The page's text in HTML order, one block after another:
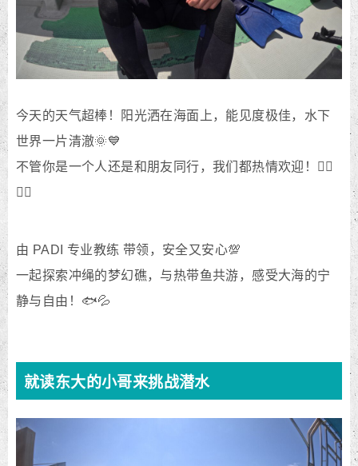
今天的天气超棒！阳光洒在海面上，能见度极佳，水下
世界一片清澈🌞💙
不管你是一个人还是和朋友同行，我们都热情欢迎！💁‍♂️
💁‍♀️
由 PADI 专业教练 带领，安全又安心💯
一起探索冲绳的梦幻礁，与热带鱼共游，感受大海的宁
静与自由！🐟💦
就读东大的小哥来挑战潜水